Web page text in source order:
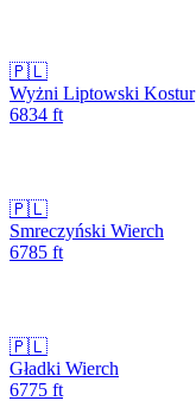
🇵🇱
Wyżni Liptowski Kostur
6834 ft
🇵🇱
Smreczyński Wierch
6785 ft
🇵🇱
Gładki Wierch
6775 ft